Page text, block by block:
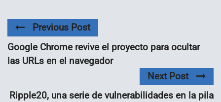
Previous Post
Google Chrome revive el proyecto para ocultar
las URLs en el navegador
Next Post
Ripple20, una serie de vulnerabilidades en la pila